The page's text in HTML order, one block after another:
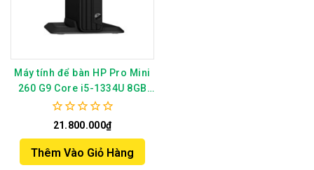
Máy tính để bàn HP Pro Mini
260 G9 Core i5-1334U 8GB
SSD 256GB Win 11 Home –
BE0C7AT
0
out
of
5
21.800.000₫
Thêm Vào Giỏ Hàng